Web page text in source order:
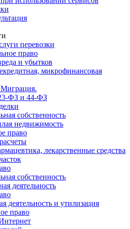
перевозки
право
и убытков
микрофинансовая
ФЗ и 44-ФЗ
собственность
недвижимость
право
лекарственные средства
собственность
деятельность
деятельность и утилизация
право